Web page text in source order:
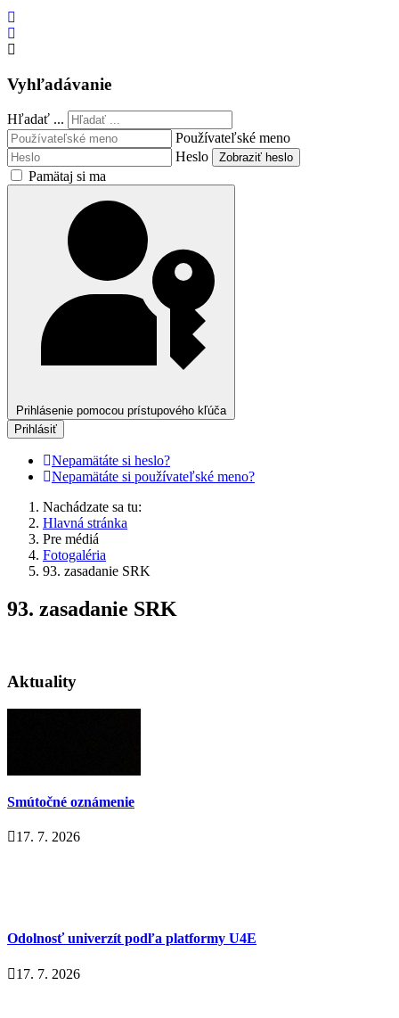
Vyhľadávanie
Hľadať ...
Používateľské meno
Heslo
Zobraziť heslo
Pamätaj si ma
Prihlásenie pomocou prístupového kľúča
Prihlásiť
Nepamätáte si heslo?
Nepamätáte si používateľské meno?
Nachádzate sa tu:
Hlavná stránka
Pre médiá
Fotogaléria
93. zasadanie SRK
93. zasadanie SRK
Aktuality
Smútočné oznámenie
17. 7. 2026
Odolnosť univerzít podľa platformy U4E
17. 7. 2026